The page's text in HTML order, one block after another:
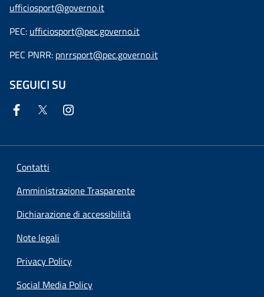
ufficiosport@governo.it
PEC: ufficiosport@pec.governo.it
PEC PNRR: pnrrsport@pec.governo.it
SEGUICI SU
Contatti
Amministrazione Trasparente
Dichiarazione di accessibilità
Note legali
Privacy Policy
Social Media Policy